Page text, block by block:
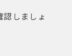
認しましょ